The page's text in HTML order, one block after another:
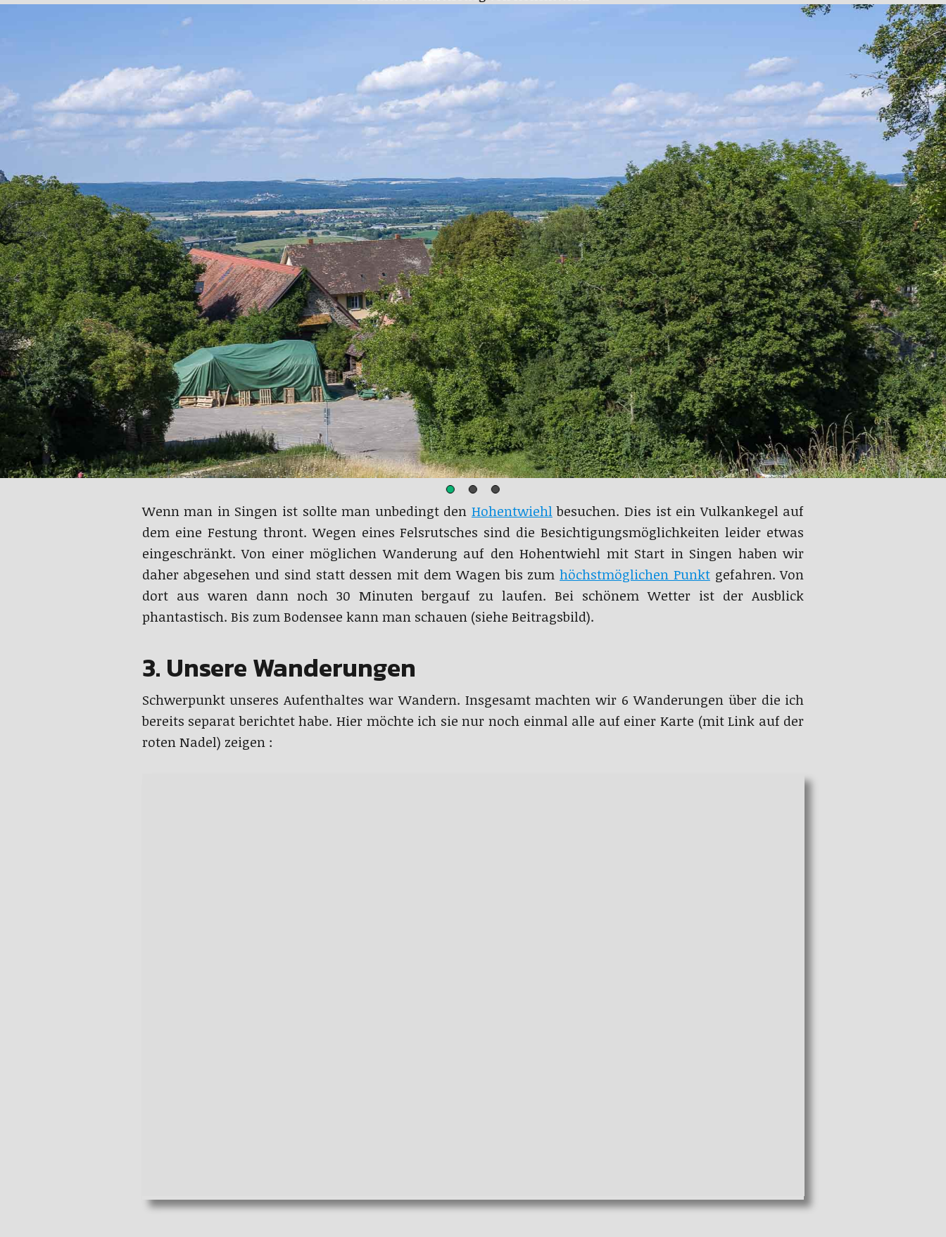
Wenn man in Singen ist sollte man unbedingt den Hohentwiehl besuchen. Dies ist ein Vulkankegel auf
dem eine Festung thront. Wegen eines Felsrutsches sind die Besichtigungsmöglichkeiten leider etwas
eingeschränkt. Von einer möglichen Wanderung auf den Hohentwiehl mit Start in Singen haben wir
daher abgesehen und sind statt dessen mit dem Wagen bis zumhöchstmöglichen Punktgefahren. Von
dort aus waren dann noch 30 Minuten bergauf zu laufen. Bei schönem Wetter ist der Ausblick
phantastisch. Bis zum Bodensee kann man schauen (siehe Beitragsbild).
3. Unsere Wanderungen
Schwerpunkt unseres Aufenthaltes war Wandern. Insgesamt machten wir 6 Wanderungen über die ich
bereits separat berichtet habe. Hier möchte ich sie nur noch einmal alle auf einer Karte (mit Link auf der
roten Nadel) zeigen :